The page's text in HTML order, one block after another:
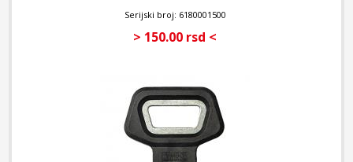
Serijski broj: 6180001500
> 150.00 rsd <